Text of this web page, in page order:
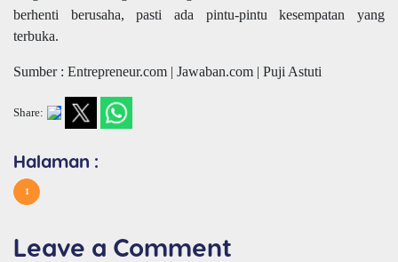
berhenti berusaha, pasti ada pintu-pintu kesempatan yang
terbuka.
Sumber : Entrepreneur.com | Jawaban.com | Puji Astuti
Share:
Halaman :
1
Leave a Comment